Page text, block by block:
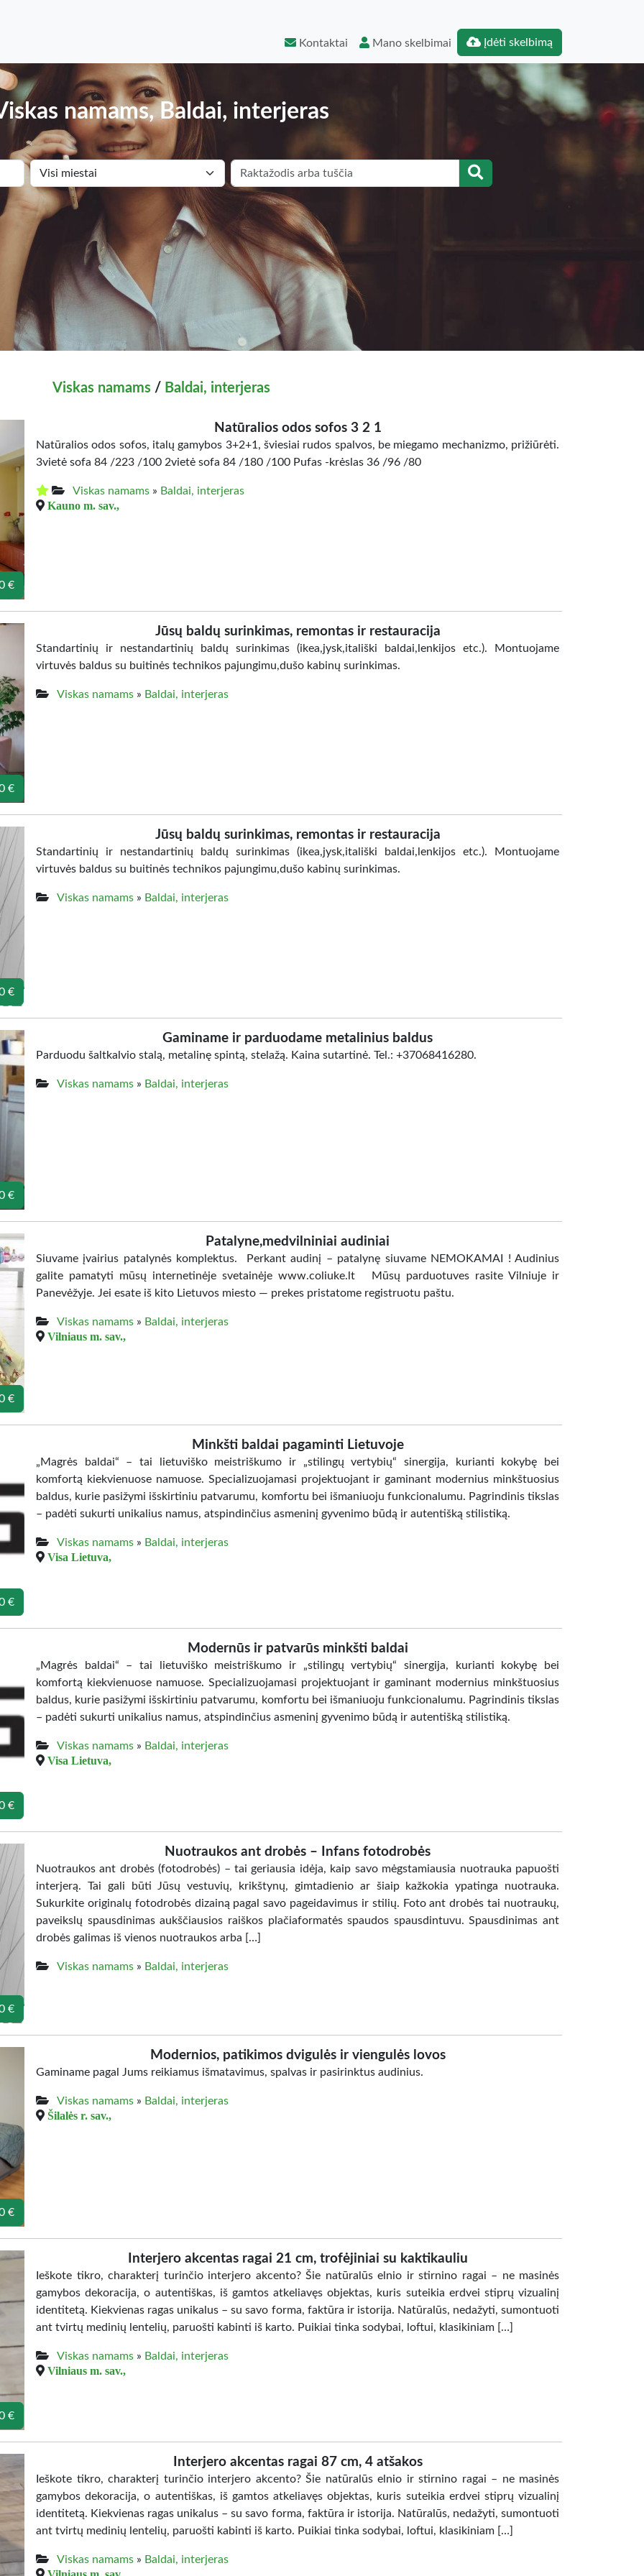
Kontaktai Mano skelbimai Įdėti skelbimą
namams, Baldai, interjeras
Viskas namams/ Baldai, interjeras
€
Natūralios odos sofos 3 2 1
Natūralios odos sofos, italų gamybos 3+2+1, šviesiai rudos spalvos, be miegamo mechanizmo, prižiūrėti.
3vietė sofa 84 /223 /100 2vietė sofa 84 /180 /100 Pufas -krėslas 36 /96 /80
Viskas namams » Baldai, interjeras
Kauno m. sav.,
€
Jūsų baldų surinkimas, remontas ir restauracija
Standartinių ir nestandartinių baldų surinkimas (ikea,jysk,itališki baldai,lenkijos etc.). Montuojame
virtuvės baldus su buitinės technikos pajungimu,dušo kabinų surinkimas.
Viskas namams » Baldai, interjeras
€
Jūsų baldų surinkimas, remontas ir restauracija
Standartinių ir nestandartinių baldų surinkimas (ikea,jysk,itališki baldai,lenkijos etc.). Montuojame
virtuvės baldus su buitinės technikos pajungimu,dušo kabinų surinkimas.
Viskas namams » Baldai, interjeras
€
Gaminame ir parduodame metalinius baldus
Parduodu šaltkalvio stalą, metalinę spintą, stelažą. Kaina sutartinė. Tel.: +37068416280.
Viskas namams » Baldai, interjeras
€
Patalyne,medvilniniai audiniai
Siuvame įvairius patalynės komplektus. Perkant audinį – patalynę siuvame NEMOKAMAI ! Audinius
galite pamatyti mūsų internetinėje svetainėje www.coliuke.lt Mūsų parduotuves rasite Vilniuje ir
Panevėžyje. Jei esate iš kito Lietuvos miesto — prekes pristatome registruotu paštu.
Viskas namams » Baldai, interjeras
Vilniaus m. sav.,
€
Minkšti baldai pagaminti Lietuvoje
„Magrės baldai“ – tai lietuviško meistriškumo ir „stilingų vertybių“ sinergija, kurianti kokybę bei
komfortą kiekvienuose namuose. Specializuojamasi projektuojant ir gaminant modernius minkštuosius
baldus, kurie pasižymi išskirtiniu patvarumu, komfortu bei išmaniuoju funkcionalumu. Pagrindinis tikslas
– padėti sukurti unikalius namus, atspindinčius asmeninį gyvenimo būdą ir autentišką stilistiką.
Viskas namams » Baldai, interjeras
Visa Lietuva,
€
Modernūs ir patvarūs minkšti baldai
„Magrės baldai“ – tai lietuviško meistriškumo ir „stilingų vertybių“ sinergija, kurianti kokybę bei
komfortą kiekvienuose namuose. Specializuojamasi projektuojant ir gaminant modernius minkštuosius
baldus, kurie pasižymi išskirtiniu patvarumu, komfortu bei išmaniuoju funkcionalumu. Pagrindinis tikslas
– padėti sukurti unikalius namus, atspindinčius asmeninį gyvenimo būdą ir autentišką stilistiką.
Viskas namams » Baldai, interjeras
Visa Lietuva,
€
Nuotraukos ant drobės – Infans fotodrobės
Nuotraukos ant drobės (fotodrobės) – tai geriausia idėja, kaip savo mėgstamiausia nuotrauka papuošti
interjerą. Tai gali būti Jūsų vestuvių, krikštynų, gimtadienio ar šiaip kažkokia ypatinga nuotrauka.
Sukurkite originalų fotodrobės dizainą pagal savo pageidavimus ir stilių. Foto ant drobės tai nuotraukų,
paveikslų spausdinimas aukščiausios raiškos plačiaformatės spaudos spausdintuvu. Spausdinimas ant
drobės galimas iš vienos nuotraukos arba […]
Viskas namams » Baldai, interjeras
€
Modernios, patikimos dvigulės ir viengulės lovos
Gaminame pagal Jums reikiamus išmatavimus, spalvas ir pasirinktus audinius.
Viskas namams » Baldai, interjeras
Šilalės r. sav.,
€
Interjero akcentas ragai 21 cm, trofėjiniai su kaktikauliu
Ieškote tikro, charakterį turinčio interjero akcento? Šie natūralūs elnio ir stirnino ragai – ne masinės
gamybos dekoracija, o autentiškas, iš gamtos atkeliavęs objektas, kuris suteikia erdvei stiprų vizualinį
identitetą. Kiekvienas ragas unikalus – su savo forma, faktūra ir istorija. Natūralūs, nedažyti, sumontuoti
ant tvirtų medinių lentelių, paruošti kabinti iš karto. Puikiai tinka sodybai, loftui, klasikiniam […]
Viskas namams » Baldai, interjeras
Vilniaus m. sav.,
Interjero akcentas ragai 87 cm, 4 atšakos
Ieškote tikro, charakterį turinčio interjero akcento? Šie natūralūs elnio ir stirnino ragai – ne masinės
gamybos dekoracija, o autentiškas, iš gamtos atkeliavęs objektas, kuris suteikia erdvei stiprų vizualinį
identitetą. Kiekvienas ragas unikalus – su savo forma, faktūra ir istorija. Natūralūs, nedažyti, sumontuoti
ant tvirtų medinių lentelių, paruošti kabinti iš karto. Puikiai tinka sodybai, loftui, klasikiniam […]
Viskas namams » Baldai, interjeras